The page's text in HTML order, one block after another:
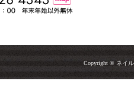
Copyright © ネイル